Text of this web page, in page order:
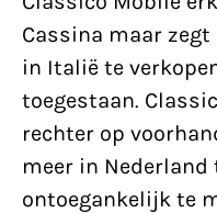
Cassina maar
in Italië te
toegestaan.
rechter op
meer in Nederland
ontoegankelijk te